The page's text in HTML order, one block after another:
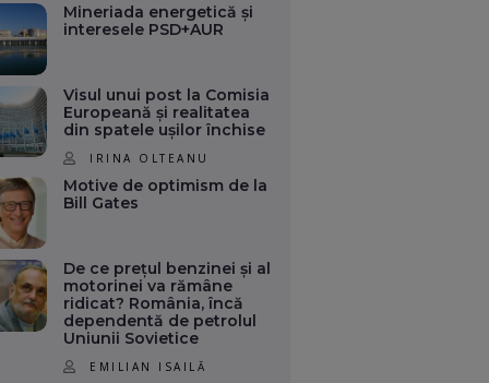
Mineriada energetică și
interesele PSD+AUR
Visul unui post la Comisia
Europeană și realitatea
din spatele ușilor închise
IRINA OLTEANU
Motive de optimism de la
Bill Gates
De ce prețul benzinei și al
motorinei va rămâne
ridicat? România, încă
dependentă de petrolul
Uniunii Sovietice
EMILIAN ISAILĂ